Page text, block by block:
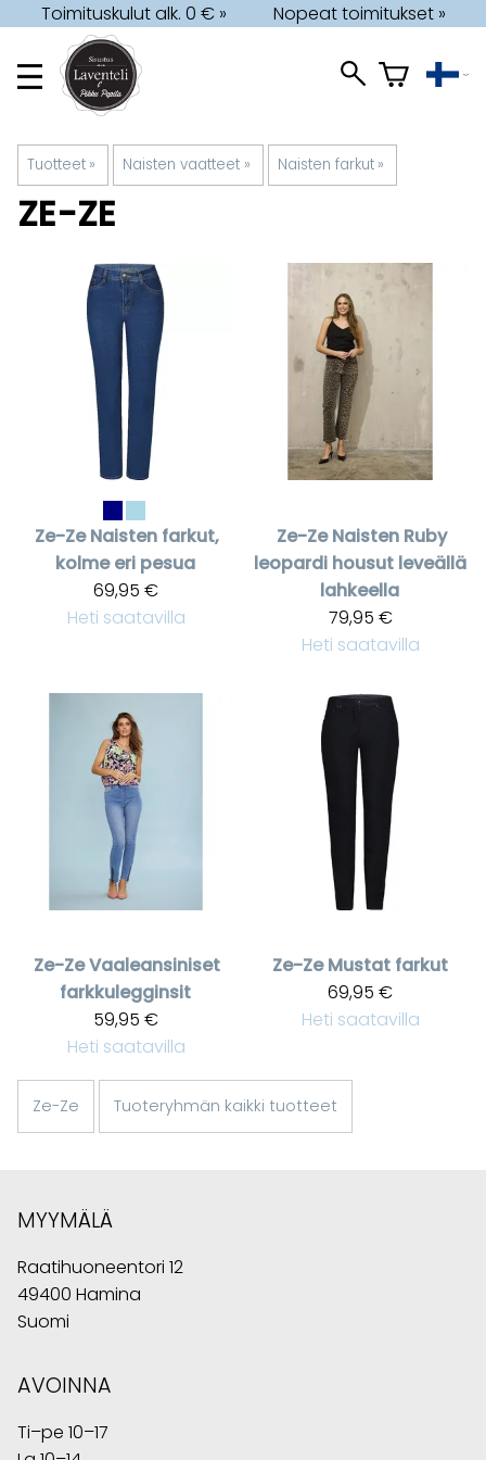
Toimituskulut alk. 0 € » Nopeat toimitukset »
Tuotteet ‪» Naisten vaatteet ‪» Naisten farkut ‪»
ZE-ZE
Ze-Ze Naisten farkut,
kolme eri pesua
69,95 €
Heti saatavilla
Ze-Ze Naisten Ruby
leopardi housut leveällä
lahkeella
79,95 €
Heti saatavilla
Ze-ZeVaaleansiniset
farkkulegginsit
59,95 €
Heti saatavilla
Ze-Ze Mustat farkut
69,95 €
Heti saatavilla
Ze-Ze Tuoteryhmän kaikki tuotteet
MYYMÄLÄ
Raatihuoneentori 12
49400 Hamina
Suomi
AVOINNA
Ti–pe 10–17